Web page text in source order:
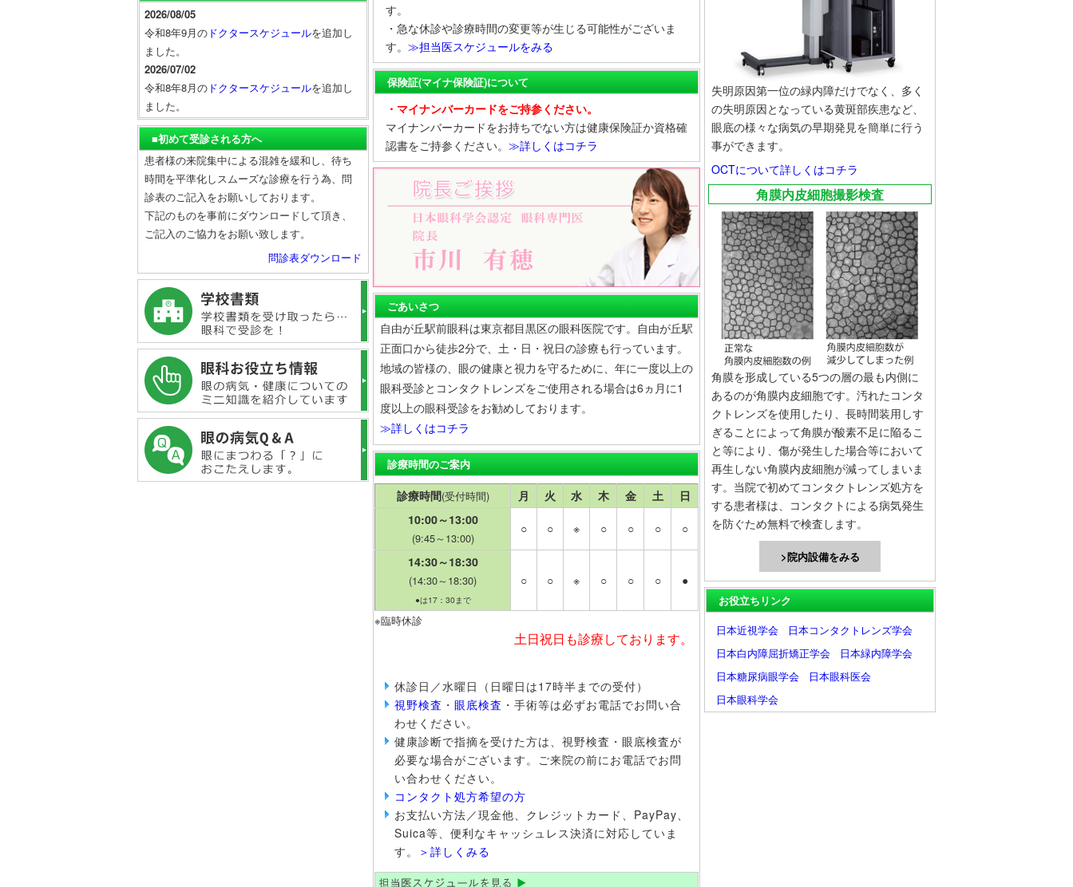
2026/08/05
令和8年9月の ドクタースケジュールを追加し
ました。
2026/07/02
令和8年8月の ドクタースケジュールを追加し
ました。
■初めて受診される方へ
患者様の来院集中による混雑を緩和し、待ち
時間を平準化しスムーズな診療を行う為、問
診表のご記入をお願いしております。
下記のものを事前にダウンロードして頂き、
ご記入のご協力をお願い致します。
問診表ダウンロード
す。
・急な休診や診療時間の変更等が生じる可能性がございま
す。 ≫担当医スケジュールをみる
保険証(マイナ保険証)について
・マイナンバーカードをご持参ください。
マイナンバーカードをお持ちでない方は健康保険証か資格確
認書をご持参ください。 ≫詳しくはコチラ
ごあいさつ
自由が丘駅前眼科は東京都目黒区の眼科医院です。自由が丘駅
正面口から徒歩2分で、土・日・祝日の診療も行っています。
地域の皆様の、眼の健康と視力を守るために、年に一度以上の
眼科受診とコンタクトレンズをご使用される場合は6ヵ月に1
度以上の眼科受診をお勧めしております。
≫詳しくはコチラ
診療時間のご案内
診療時間(受付時間) 月 火 水 木 金 土
日
10:00～13:00
(9:45～13:00)
○ ○ ※ ○ ○ ○ ○
14:30～18:30
(14:30～18:30)
●は17：30まで
○ ○ ※ ○ ○ ○ ●
※臨時休診
土日祝日も診療しております。
休診日／水曜日（日曜日は17時半までの受付）
視野検査 ・ 眼底検査 ・手術等は必ずお電話でお問い合
わせください。
健康診断で指摘を受けた方は、視野検査・眼底検査が
必要な場合がございます。ご来院の前にお電話でお問
い合わせください。
コンタクト処方希望の方
お支払い方法／現金他、クレジットカード、PayPay、
Suica等、便利なキャッシュレス決済に対応していま
す。
＞詳しくみる
失明原因第一位の緑内障だけでなく、多く
の失明原因となっている黄斑部疾患など、
眼底の様々な病気の早期発見を簡単に行う
事ができます。
OCTについて詳しくはコチラ
角膜内皮細胞撮影検査
角膜を形成している5つの層の最も内側に
あるのが角膜内皮細胞です。汚れたコンタ
クトレンズを使用したり、長時間装用しす
ぎることによって角膜が酸素不足に陥るこ
と等により、傷が発生した場合等において
再生しない角膜内皮細胞が減ってしまいま
す。当院で初めてコンタクトレンズ処方を
する患者様は、コンタクトによる病気発生
を防ぐため無料で検査します。
>院内設備をみる
お役立ちリンク
日本近視学会
日本コンタクトレンズ学会
日本白内障屈折矯正学会
日本緑内障学会
日本糖尿病眼学会
日本眼科医会
日本眼科学会